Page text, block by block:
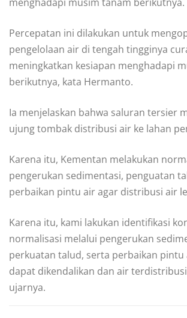
Percepatan ini dilakukan untuk
pengelolaan air di tengah tingginya
meningkatkan kesiapan menghadapi
berikutnya, kata Hermanto.
Ia menjelaskan bahwa saluran tersier
ujung tombak distribusi air ke lahan
Karena itu, Kementan melakukan
pengerukan sedimentasi, penguatan
perbaikan pintu air agar distribusi air
Karena itu, kami lakukan identifikasi
normalisasi melalui pengerukan
perkuatan talud, serta perbaikan
dapat dikendalikan dan air terdistribusi
ujarnya.